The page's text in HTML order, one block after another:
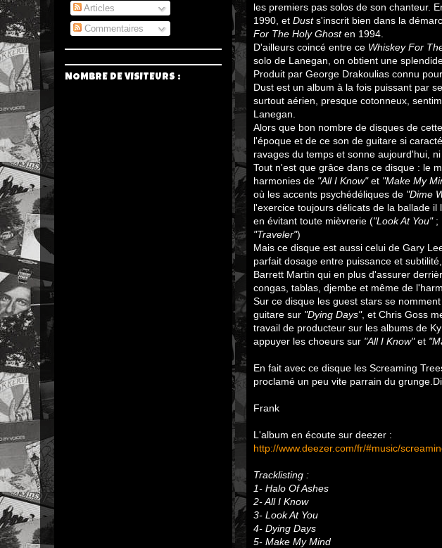
les premiers pas solos de son chanteur.
1990, et Dusts'inscrit bien dans la
For The Holy Ghosten 1994.
D'ailleurs coincé entre ce Whiskey For
solo de Lanegan, on obtient une
Produit par George Drakoulias connu
Dust est un album à la fois puissant par
surtout aérien, presque cotonneux,
Lanegan.
Alors que bon nombre de disques de
l'époque et de ce son de guitare si
ravages du temps et sonne aujourd'hui,
Tout n'est que grâce dans ce disque : le
harmonies de "All I Know"et "Make My
où les accents psychédéliques de "Dime
l'exercice toujours délicats de la ballade
en évitant toute mièvrerie ("Look At You";
"Traveler")
Mais ce disque est aussi celui de Gary
parfait dosage entre puissance et
Barrett Martin qui en plus d'assurer
congas, tablas, djembe et même de
Sur ce disque les guest stars se
guitare sur "Dying Days", et Chris Goss
travail de producteur sur les albums de
appuyer les choeurs sur "All I Know"et
En fait avec ce disque les Screaming
proclamé un peu vite parrain du
Frank
L'album en écoute sur deezer :
http://www.deezer.com/fr/#music/
Tracklisting :
1- Halo Of Ashes
2- All I Know
3- Look At You
4- Dying Days
5- Make My Mind
Articles
Commentaires
NOMBRE DE VISITEURS :